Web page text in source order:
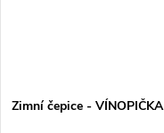
Zimní čepice - VÍNOPIČKA